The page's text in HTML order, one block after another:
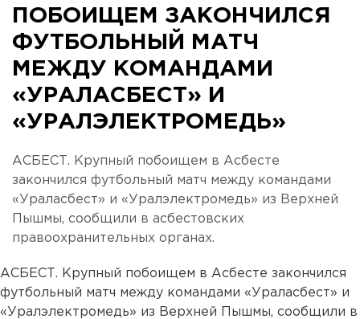
ПОБОИЩЕМ ЗАКОНЧИЛСЯ
ФУТБОЛЬНЫЙ МАТЧ
МЕЖДУ КОМАНДАМИ
«УРАЛАСБЕСТ» И
«УРАЛЭЛЕКТРОМЕДЬ»
АСБЕСТ. Крупный побоищем в Асбесте
закончился футбольный матч между командами
«Ураласбест» и «Уралэлектромедь» из Верхней
Пышмы, сообщили в асбестовских
правоохранительных органах.
АСБЕСТ. Крупный побоищем в Асбесте закончился
футбольный матч между командами «Ураласбест» и
«Уралэлектромедь» из Верхней Пышмы, сообщили в